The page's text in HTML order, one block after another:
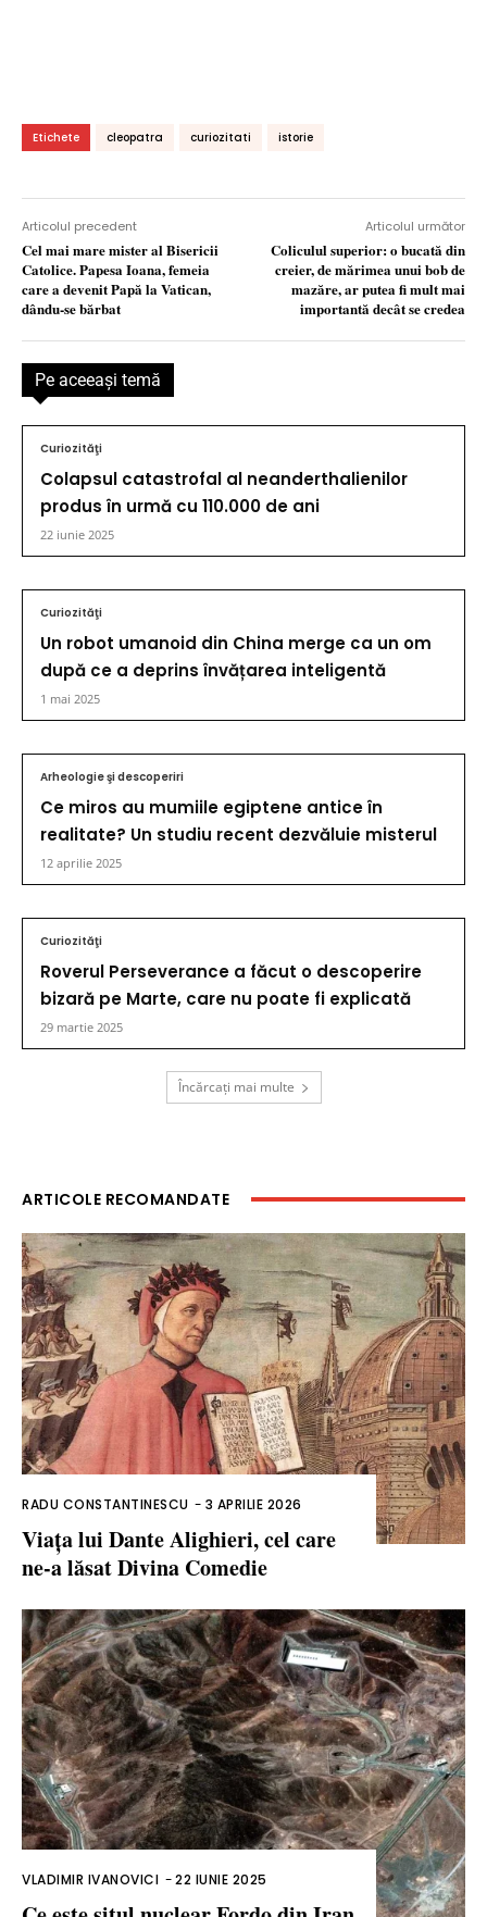
Etichete cleopatra curiozitati istorie
Articolul precedent
Cel mai mare mister al Bisericii
Catolice. Papesa Ioana, femeia
care a devenit Papă la Vatican,
dându-se bărbat
Articolul următor
Coliculul superior: o bucată din
creier, de mărimea unui bob de
mazăre, ar putea fi mult mai
importantă decât se credea
Pe aceeaşi temă
Curiozităţi
Colapsul catastrofal al neanderthalienilor
produs în urmă cu 110.000 de ani
22 iunie 2025
Curiozităţi
Un robot umanoid din China merge ca un om
după ce a deprins învățarea inteligentă
1 mai 2025
Arheologie şi descoperiri
Ce miros au mumiile egiptene antice în
realitate? Un studiu recent dezvăluie misterul
12 aprilie 2025
Curiozităţi
Roverul Perseverance a făcut o descoperire
bizară pe Marte, care nu poate fi explicată
29 martie 2025
Încărcați mai multe
ARTICOLE RECOMANDATE
RADU CONSTANTINESCU - 3 APRILIE 2026
Viața lui Dante Alighieri, cel care
ne-a lăsat Divina Comedie
VLADIMIR IVANOVICI -22 IUNIE 2025